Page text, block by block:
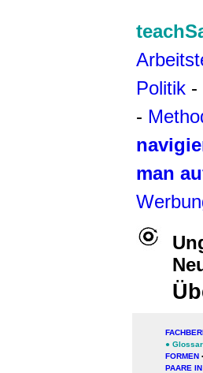
Politik -
-
man
● Glossar
FORMEN ▪
PAARE